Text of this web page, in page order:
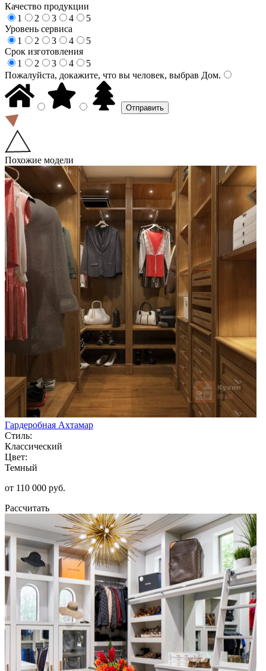
Качество продукции
1
2 3 4
5
Уровень сервиса
1
2 3 4
5
Срок изготовления
1
2 3 4
5
Пожалуйста, докажите, что вы человек, выбрав Дом.
Похожие модели
Гардеробная Ахтамар
Стиль:
Классический
Цвет:
Темный
от 110 000 руб.
Рассчитать